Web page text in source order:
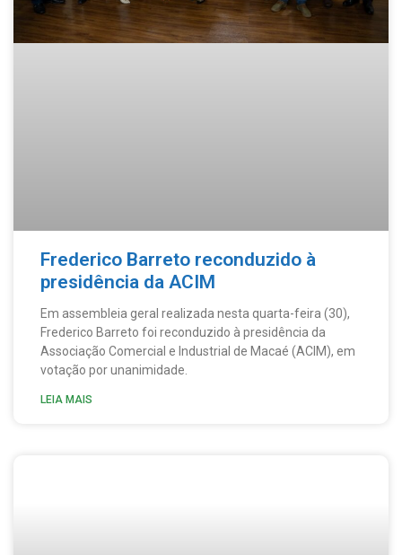
Frederico Barreto reconduzido à
presidência da ACIM
Em assembleia geral realizada nesta quarta-feira (30),
Frederico Barreto foi reconduzido à presidência da
Associação Comercial e Industrial de Macaé (ACIM), em
votação por unanimidade.
LEIA MAIS